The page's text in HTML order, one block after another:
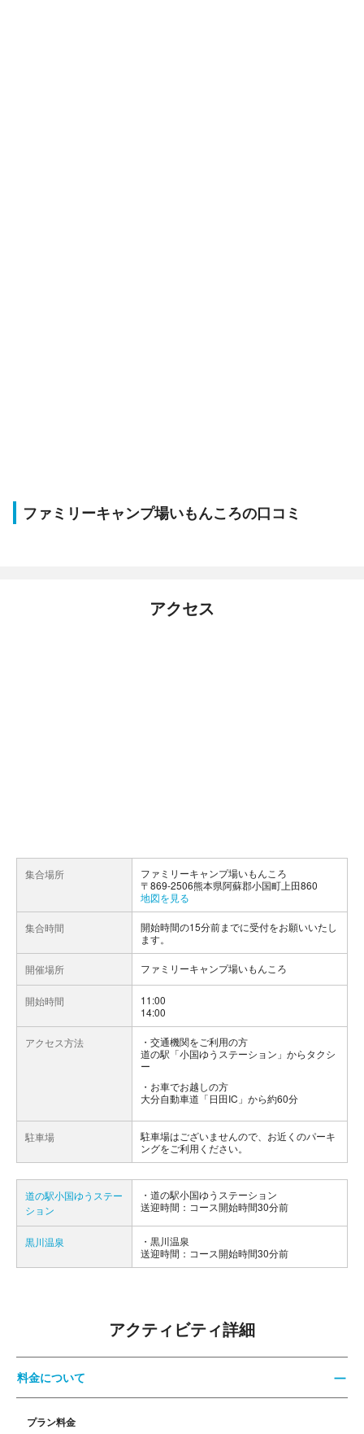
ファミリーキャンプ場いもんころの口コミ
アクセス
集合場所
ファミリーキャンプ場いもんころ
〒869-2506熊本県阿蘇郡小国町上田860
地図を見る
集合時間
開始時間の15分前までに受付をお願いいたし
ます。
開催場所 ファミリーキャンプ場いもんころ
開始時間
11:00
14:00
アクセス方法
交通機関をご利用の方
道の駅「小国ゆうステーション」からタクシ
ー
お車でお越しの方
大分自動車道「日田IC」から約60分
駐車場
駐車場はございませんので、お近くのパーキ
ングをご利用ください。
道の駅小国ゆうステー
ション
道の駅小国ゆうステーション
送迎時間：コース開始時間30分前
黒川温泉
黒川温泉
送迎時間：コース開始時間30分前
アクティビティ詳細
料金について
プラン料金